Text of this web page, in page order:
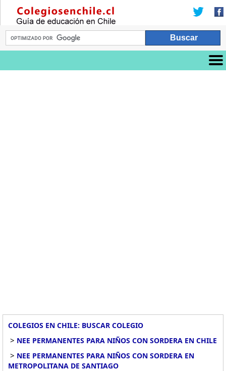
COLEGIOS EN CHILE: BUSCAR COLEGIO
> NEE PERMANENTES PARA NIÑOS CON SORDERA EN CHILE
> NEE PERMANENTES PARA NIÑOS CON SORDERA EN
METROPOLITANA DE SANTIAGO